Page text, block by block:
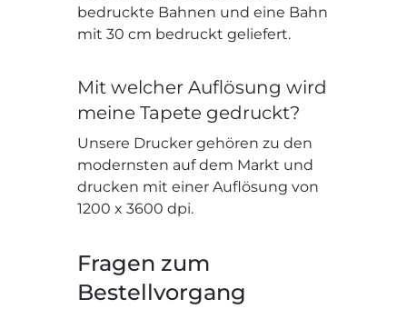
bedruckte Bahnen und eine Bahn
mit 30 cm bedruckt geliefert.
Mit welcher Auflösung wird
meine Tapete gedruckt?
Unsere Drucker gehören zu den
modernsten auf dem Markt und
drucken mit einer Auflösung von
1200 x 3600 dpi.
Fragen zum
Bestellvorgang